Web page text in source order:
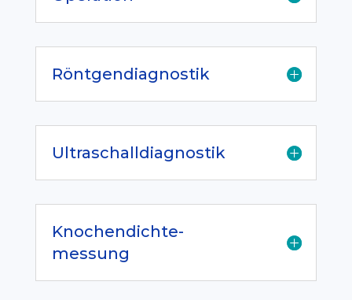
Röntgendiagnostik
Ultraschalldiagnostik
Knochendichte-
messung